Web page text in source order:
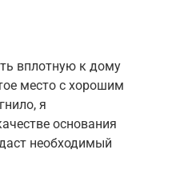
вплотную к дому
место с хорошим
я
основания
необходимый